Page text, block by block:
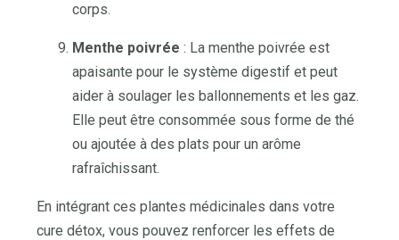
corps.
Menthe poivrée : La menthe poivrée est
apaisante pour le système digestif et peut
aider à soulager les ballonnements et les gaz.
Elle peut être consommée sous forme de thé
ou ajoutée à des plats pour un arôme
rafraîchissant.
En intégrant ces plantes médicinales dans votre
cure détox, vous pouvez renforcer les effets de